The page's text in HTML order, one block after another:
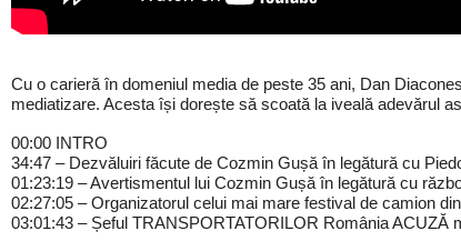
Cu o carieră în domeniul media de peste 35 ani, Dan
mediatizare. Acesta își dorește să scoată la iveală adevărul
00:00 INTRO
34:47 – Dezvăluiri făcute de Cozmin Gușă în legătură cu
01:23:19 – Avertismentul lui Cozmin Gușă în legătură cu
02:27:05 – Organizatorul celui mai mare festival de camion
03:01:43 – Șeful TRANSPORTATORILOR România ACUZĂ